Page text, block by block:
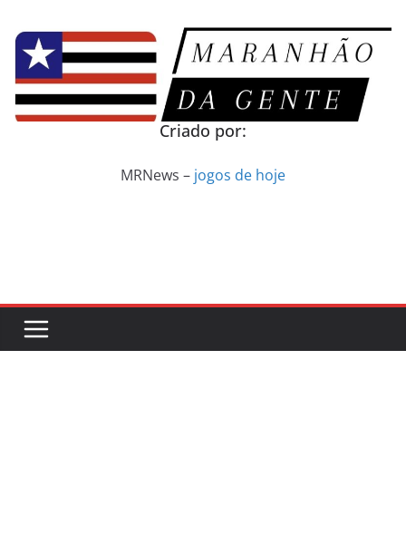
para
conteúdo
Criado por:
MRNews – jogos de hoje